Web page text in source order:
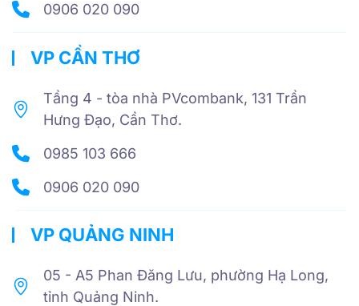
0906 020 090
VP CẦN THƠ
Tầng 4 - tòa nhà PVcombank, 131 Trần
Hưng Đạo, Cần Thơ.
0985 103 666
0906 020 090
VP QUẢNG NINH
05 - A5 Phan Đăng Lưu, phường Hạ Long,
tỉnh Quảng Ninh.